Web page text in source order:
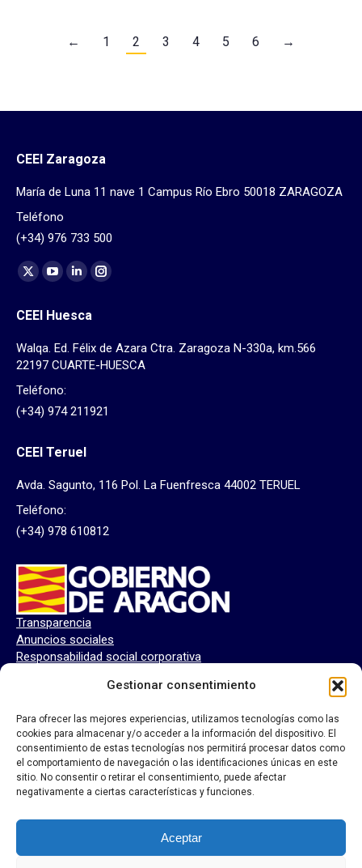
Gestionar consentimiento
Para ofrecer las mejores experiencias, utilizamos tecnologías como las
cookies para almacenar y/o acceder a la información del dispositivo. El
consentimiento de estas tecnologías nos permitirá procesar datos como
el comportamiento de navegación o las identificaciones únicas en este
sitio. No consentir o retirar el consentimiento, puede afectar
negativamente a ciertas características y funciones.
Aceptar
← 1 2 3 4 5 6 →
CEEI Zaragoza
María de Luna 11 nave 1 Campus Río Ebro 50018 ZARAGOZA
Teléfono
(+34) 976 733 500
Find us on:
X
opens
in
new
window
YouTube
opens
in
new
window
Linkedin
opens
in
new
Instagram
in
new
CEEI Huesca
Walqa. Ed. Félix de Azara Ctra. Zaragoza N-330a, km.566
22197 CUARTE-HUESCA
Teléfono:
(+34) 974 211921
CEEI Teruel
Avda. Sagunto, 116 Pol. La Fuenfresca 44002 TERUEL
Teléfono:
(+34) 978 610812
Transparencia
Anuncios sociales
Responsabilidad social corporativa